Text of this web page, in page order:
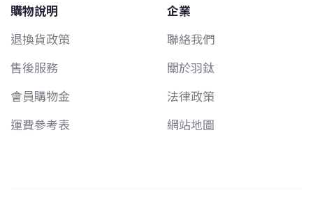
購物說明
退換貨政策
售後服務
會員購物金
運費參考表
企業
聯絡我們
關於羽鈦
法律政策
網站地圖